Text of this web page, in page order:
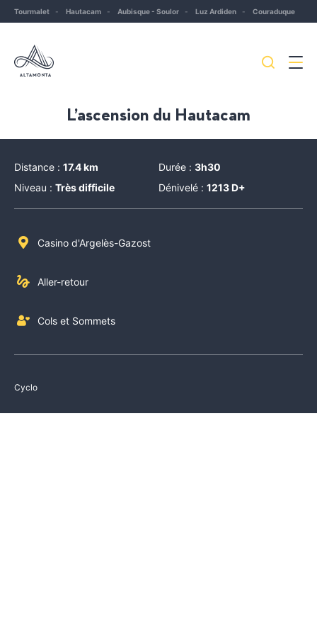
Tourmalet Hautacam Aubisque - Soulor Luz Ardiden Couraduque
à
vélo
ou
VTT
Menu
L’ascension du Hautacam
Distance : 17.4 km Durée : 3h30
Niveau : Très difficile Dénivelé : 1213 D+
Casino d'Argelès-Gazost
Aller-retour
Cols et Sommets
Cyclo